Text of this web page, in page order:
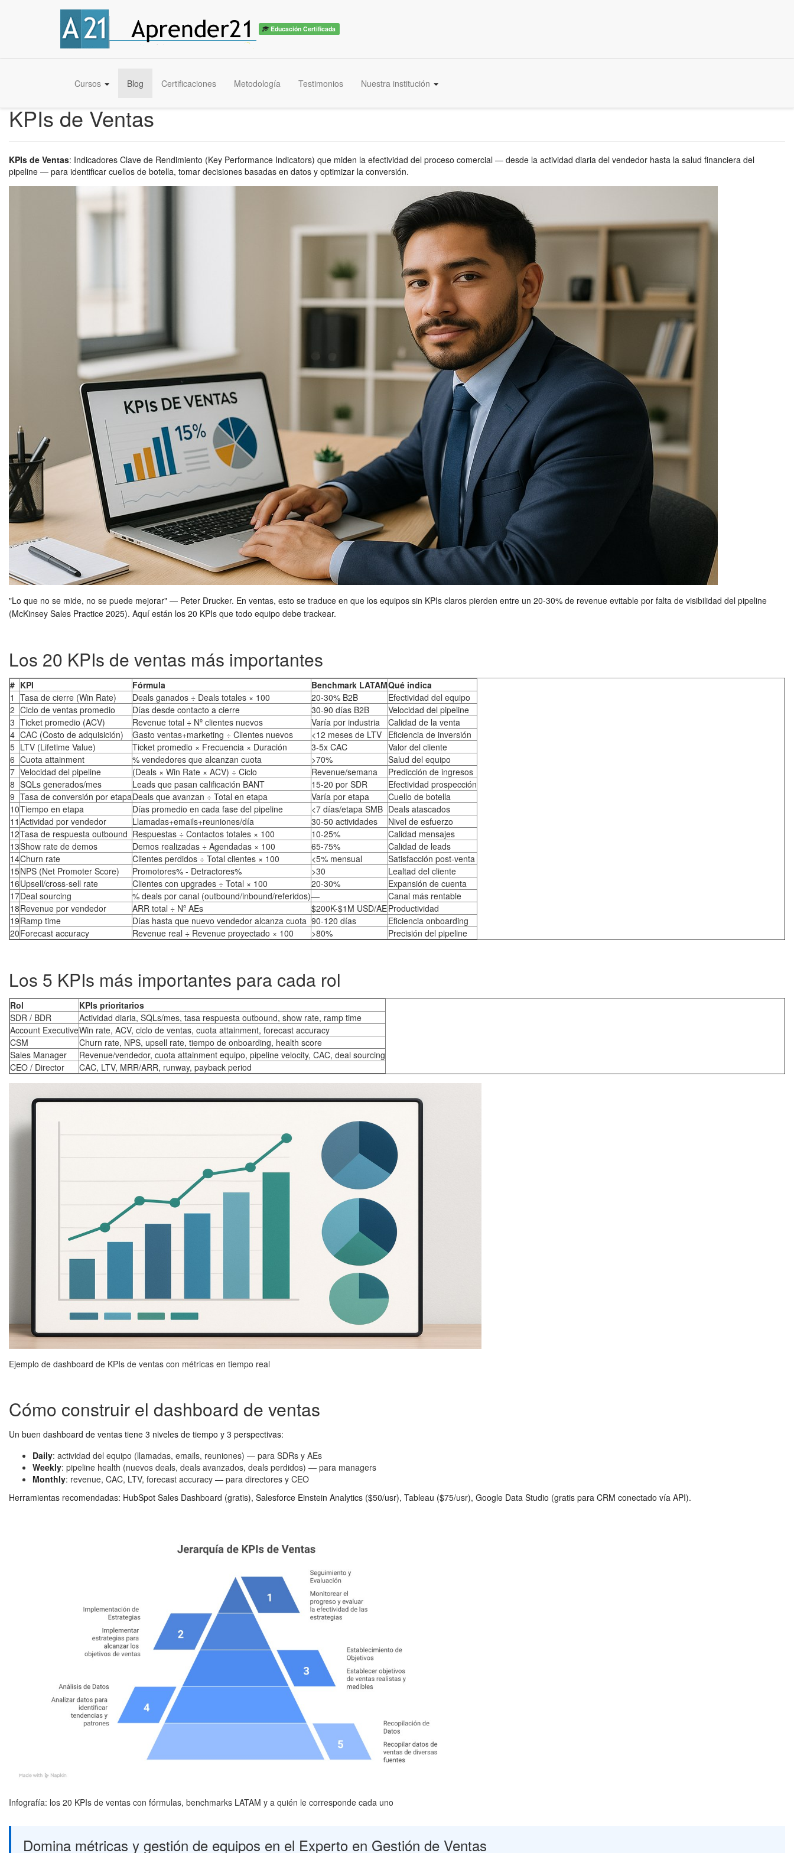
Educación Certificada
Cursos Blog Certificaciones Metodología Testimonios Nuestra institución
KPIs de Ventas
KPIs de Ventas: Indicadores Clave de Rendimiento (Key Performance Indicators) que miden la efectividad del proceso comercial — desde la actividad diaria del vendedor hasta la salud financiera del
pipeline — para identificar cuellos de botella, tomar decisiones basadas en datos y optimizar la conversión.
"Lo que no se mide, no se puede mejorar" — Peter Drucker. En ventas, esto se traduce en que los equipos sin KPIs claros pierden entre un 20-30% de revenue evitable por falta de visibilidad del pipeline
(McKinsey Sales Practice 2025). Aquí están los 20 KPIs que todo equipo debe trackear.
Los 20 KPIs de ventas más importantes
# KPI Fórmula Benchmark LATAMQué indica
1 Tasa de cierre (Win Rate) Deals ganados ÷ Deals totales × 100 20-30% B2B
Efectividad del equipo
2 Ciclo de ventas promedio Días desde contacto a cierre 30-90 días B2B
Velocidad del pipeline
3 Ticket promedio (ACV) Revenue total ÷ Nº clientes nuevos Varía por industria
Calidad de la venta
4 CAC (Costo de adquisición) Gasto ventas+marketing ÷ Clientes nuevos <12 meses de LTV Eficiencia de inversión
5 LTV (Lifetime Value) Ticket promedio × Frecuencia × Duración 3-5x CAC
Valor del cliente
6 Cuota attainment % vendedores que alcanzan cuota >70%
Salud del equipo
7 Velocidad del pipeline (Deals × Win Rate × ACV) ÷ Ciclo Revenue/semana
Predicción de ingresos
8 SQLs generados/mes Leads que pasan calificación BANT 15-20 por SDR
Efectividad prospección
9 Tasa de conversión por etapaDeals que avanzan ÷ Total en etapa Varía por etapa
Cuello de botella
10Tiempo en etapa Días promedio en cada fase del pipeline <7 días/etapa SMB Deals atascados
11 Actividad por vendedor Llamadas+emails+reuniones/día 30-50 actividades
Nivel de esfuerzo
12Tasa de respuesta outbound Respuestas ÷ Contactos totales × 100 10-25%
Calidad mensajes
13Show rate de demos Demos realizadas ÷ Agendadas × 100 65-75%
Calidad de leads
14Churn rate Clientes perdidos ÷ Total clientes × 100 <5% mensual
Satisfacción post-venta
15NPS (Net Promoter Score) Promotores% - Detractores% >30
Lealtad del cliente
16Upsell/cross-sell rate Clientes con upgrades ÷ Total × 100 20-30%
Expansión de cuenta
17Deal sourcing % deals por canal (outbound/inbound/referidos)—
Canal más rentable
18Revenue por vendedor ARR total ÷ Nº AEs $200K-$1M USD/AEProductividad
19Ramp time Días hasta que nuevo vendedor alcanza cuota 90-120 días
Eficiencia onboarding
20Forecast accuracy Revenue real ÷ Revenue proyectado × 100 >80% Precisión del pipeline
Los 5 KPIs más importantes para cada rol
Rol
KPIs prioritarios
SDR / BDR
Actividad diaria, SQLs/mes, tasa respuesta outbound, show rate, ramp time
Account ExecutiveWin rate, ACV, ciclo de ventas, cuota attainment, forecast accuracy
CSM
Churn rate, NPS, upsell rate, tiempo de onboarding, health score
Sales Manager
Revenue/vendedor, cuota attainment equipo, pipeline velocity, CAC, deal sourcing
CEO / Director
CAC, LTV, MRR/ARR, runway, payback period
Ejemplo de dashboard de KPIs de ventas con métricas en tiempo real
Cómo construir el dashboard de ventas
Un buen dashboard de ventas tiene 3 niveles de tiempo y 3 perspectivas:
Daily: actividad del equipo (llamadas, emails, reuniones) — para SDRs y AEs
Weekly: pipeline health (nuevos deals, deals avanzados, deals perdidos) — para managers
Monthly: revenue, CAC, LTV, forecast accuracy — para directores y CEO
Herramientas recomendadas: HubSpot Sales Dashboard (gratis), Salesforce Einstein Analytics ($50/usr), Tableau ($75/usr), Google Data Studio (gratis para CRM conectado vía API).
Infografía: los 20 KPIs de ventas con fórmulas, benchmarks LATAM y a quién le corresponde cada uno
Domina métricas y gestión de equipos en el Experto en Gestión de Ventas